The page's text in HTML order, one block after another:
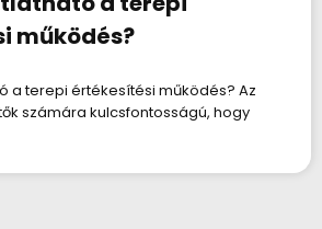
működés?
a terepi értékesítési működés? Az
számára kulcsfontosságú, hogy